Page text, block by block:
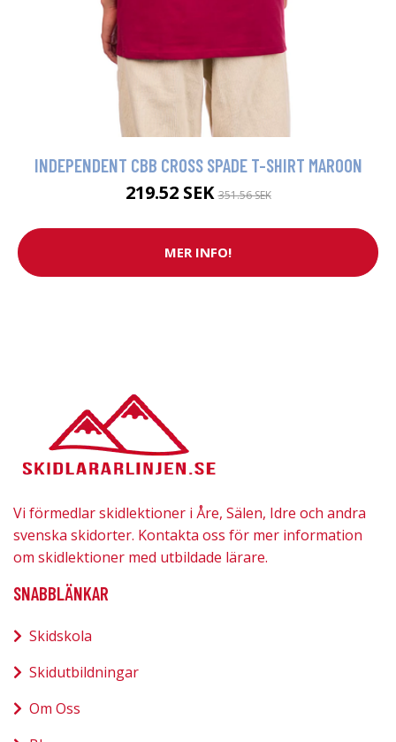
INDEPENDENT CBB CROSS SPADE T-SHIRT MAROON
219.52 SEK351.56 SEK
MER INFO!
Vi förmedlar skidlektioner i Åre, Sälen, Idre och andra
svenska skidorter. Kontakta oss för mer information
om skidlektioner med utbildade lärare.
SNABBLÄNKAR
Skidskola
Skidutbildningar
Om Oss